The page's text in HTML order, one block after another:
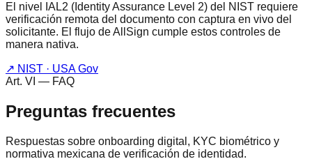
El nivel IAL2 (Identity Assurance Level 2) del NIST requiere
verificación remota del documento con captura en vivo del
solicitante. El flujo de AllSign cumple estos controles de
manera nativa.
↗ NIST · USA Gov
Art. VI — FAQ
Preguntas frecuentes
Respuestas sobre onboarding digital, KYC biométrico y
normativa mexicana de verificación de identidad.